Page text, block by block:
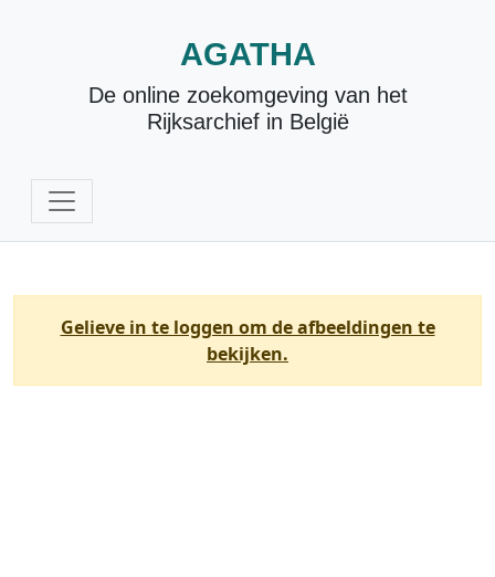
AGATHA
De online zoekomgeving van het
Rijksarchief in België
Gelieve in te loggen om de afbeeldingen te
bekijken.